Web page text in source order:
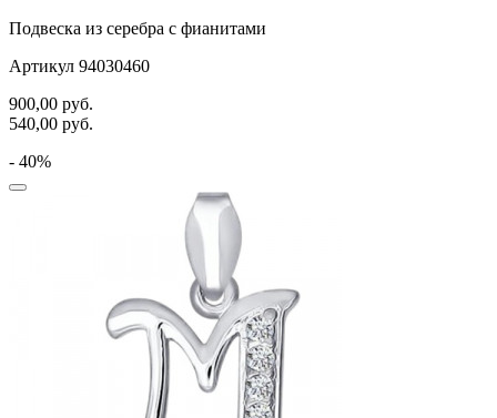
Подвеска из серебра с фианитами
Артикул 94030460
900,00 руб.
540,00 руб.
- 40%